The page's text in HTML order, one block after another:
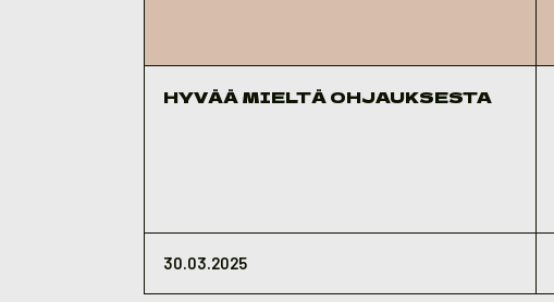
HYVÄÄ MIELTÄ OHJAUKSESTA
30.03.2025